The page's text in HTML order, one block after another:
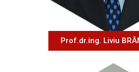
Prof.dr.ing. Liviu